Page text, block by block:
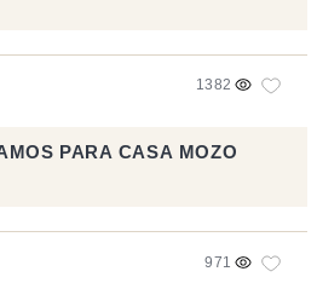
1382
PARA CASA MOZO
971